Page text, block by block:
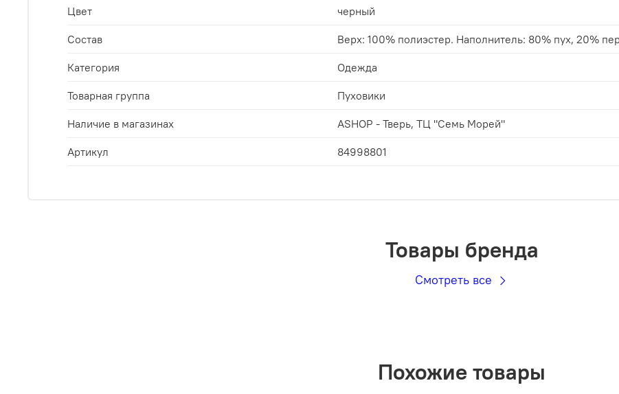
Цвет черный
Состав Верх: 100% полиэстер. Наполнитель: 80% пух, 20%
Категория Одежда
Товарная группа Пуховики
Наличие в магазинах ASHOP - Тверь, ТЦ "Семь Морей"
Артикул 84998801
Товары бренда
Смотреть все
Похожие товары